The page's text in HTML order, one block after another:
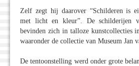
Zelf zegt hij daarover “Schilderen is
met licht en kleur”. De schilderijen
bevinden zich in talloze kunstcollecties
waaronder de collectie van Museum Jan
De tentoonstelling werd onder grote